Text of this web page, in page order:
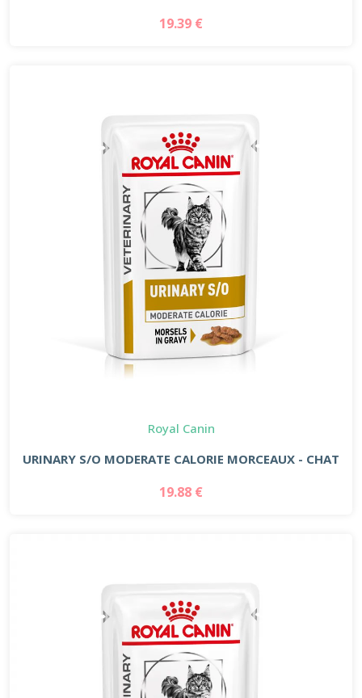
19.39 €
Royal Canin
URINARY S/O MODERATE CALORIE MORCEAUX - CHAT
19.88 €